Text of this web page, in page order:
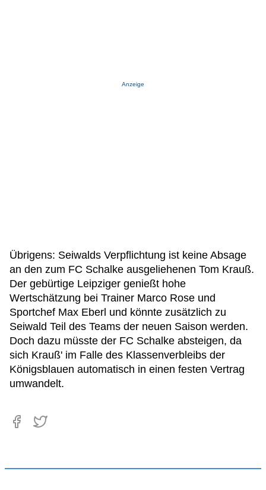
Anzeige
Übrigens: Seiwalds Verpflichtung ist keine Absage
an den zum FC Schalke ausgeliehenen Tom Krauß.
Der gebürtige Leipziger genießt hohe
Wertschätzung bei Trainer Marco Rose und
Sportchef Max Eberl und könnte zusätzlich zu
Seiwald Teil des Teams der neuen Saison werden.
Doch dazu müsste der FC Schalke absteigen, da
sich Krauß' im Falle des Klassenverbleibs der
Königsblauen automatisch in einen festen Vertrag
umwandelt.